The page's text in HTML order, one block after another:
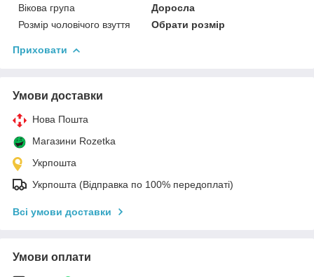
Вікова група
Доросла
Розмір чоловічого взуття
Обрати розмір
Приховати
Умови доставки
Нова Пошта
Магазини Rozetka
Укрпошта
Укрпошта (Відправка по 100% передоплаті)
Всі умови доставки
Умови оплати